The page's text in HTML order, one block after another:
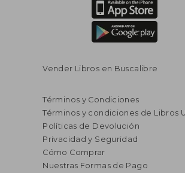
Vender Libros en Buscalibre
Términos y Condiciones
Términos y condiciones de Libros
Políticas de Devolución
Privacidad y Seguridad
Cómo Comprar
Nuestras Formas de Pago